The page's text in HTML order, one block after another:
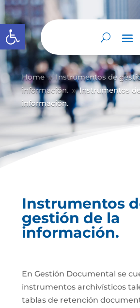
Abrir barra de herramientas
Home 9 Instrumentos de
información. 9 Instrumentos
información.
Instrumentos
gestión de la
información.
En Gestión Documental se
instrumentos archivísticos
tablas de retención